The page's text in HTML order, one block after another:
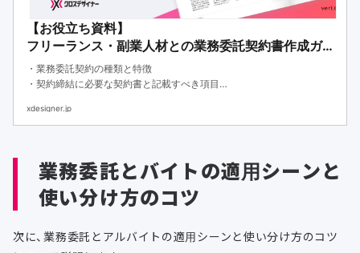
【お役立ち資料】
フリーランス・副業人材との業務委託契約書作成ガ
イド
・業務委託契約の種類と特徴
・契約締結に必要な契約書と記載すべき項目
xdesigner.jp
業務委託とバイトの適用シーンと
使い分け方のコツ
次に、業務委託とアルバイトの適用シーンと使い分け方のコツ